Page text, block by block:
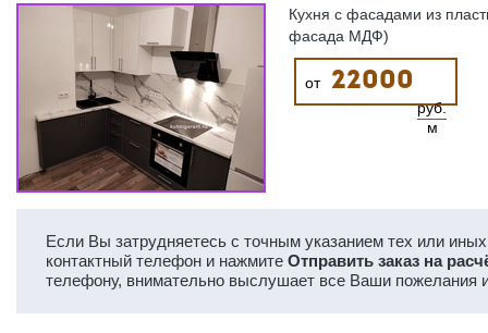
Кухня с фасадами из
фасада МДФ)
от 22000
руб.
м
Если Вы затрудняетесь с точным указанием тех или
контактный телефон и нажмите Отправить заказ на
телефону, внимательно выслушает все Ваши пожелания